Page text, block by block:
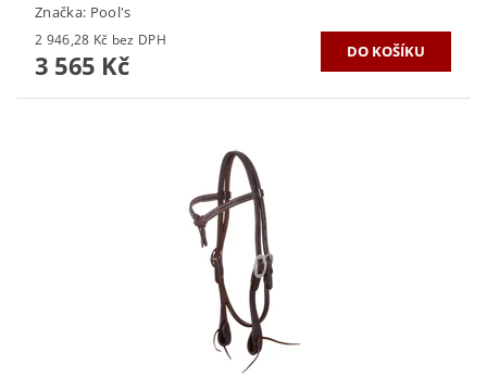
Značka: Pool's
2 946,28 Kč bez DPH
3 565 Kč